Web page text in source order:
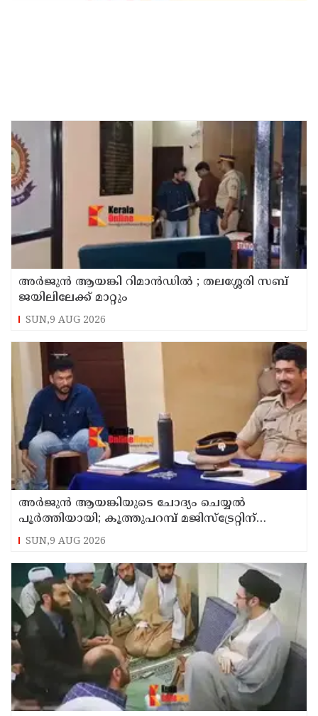
അര്‍ജുന്‍ ആയങ്കി റിമാന്‍ഡില്‍ ; തലശ്ശേരി സബ്
ജയിലിലേക്ക് മാറ്റും
SUN,9 AUG 2026
അര്‍ജുന്‍ ആയങ്കിയുടെ ചോദ്യം ചെയ്യല്‍
പൂര്‍ത്തിയായി; കൂത്തുപറമ്പ് മജിസ്ട്രേറ്റിന്
മുൻപില്‍ ഹാജരാക്കും
SUN,9 AUG 2026